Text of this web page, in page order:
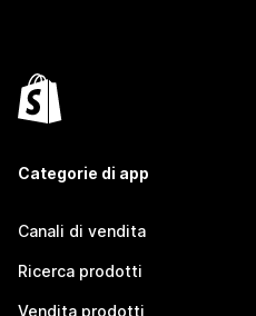
Categorie di app
Canali di vendita
Ricerca prodotti
Vendita prodotti